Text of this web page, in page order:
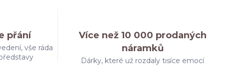
přání
vše ráda
Více než 10 000 prodaných
náramků
Dárky, které už rozdaly tisíce emocí